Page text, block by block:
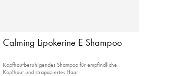
Calming Lipokerine E Shampoo
Kopfhautberuhigendes Shampoo für empfindliche
Kopfhaut und strapaziertes Haar